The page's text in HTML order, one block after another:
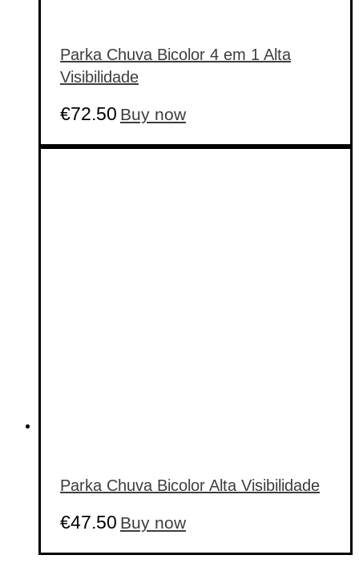
Parka Chuva Bicolor 4 em 1 Alta
Visibilidade
€72.50 Buy nowThis
product
multiple
Parka Chuva Bicolor Alta Visibilidade
€47.50 Buy nowThis
product